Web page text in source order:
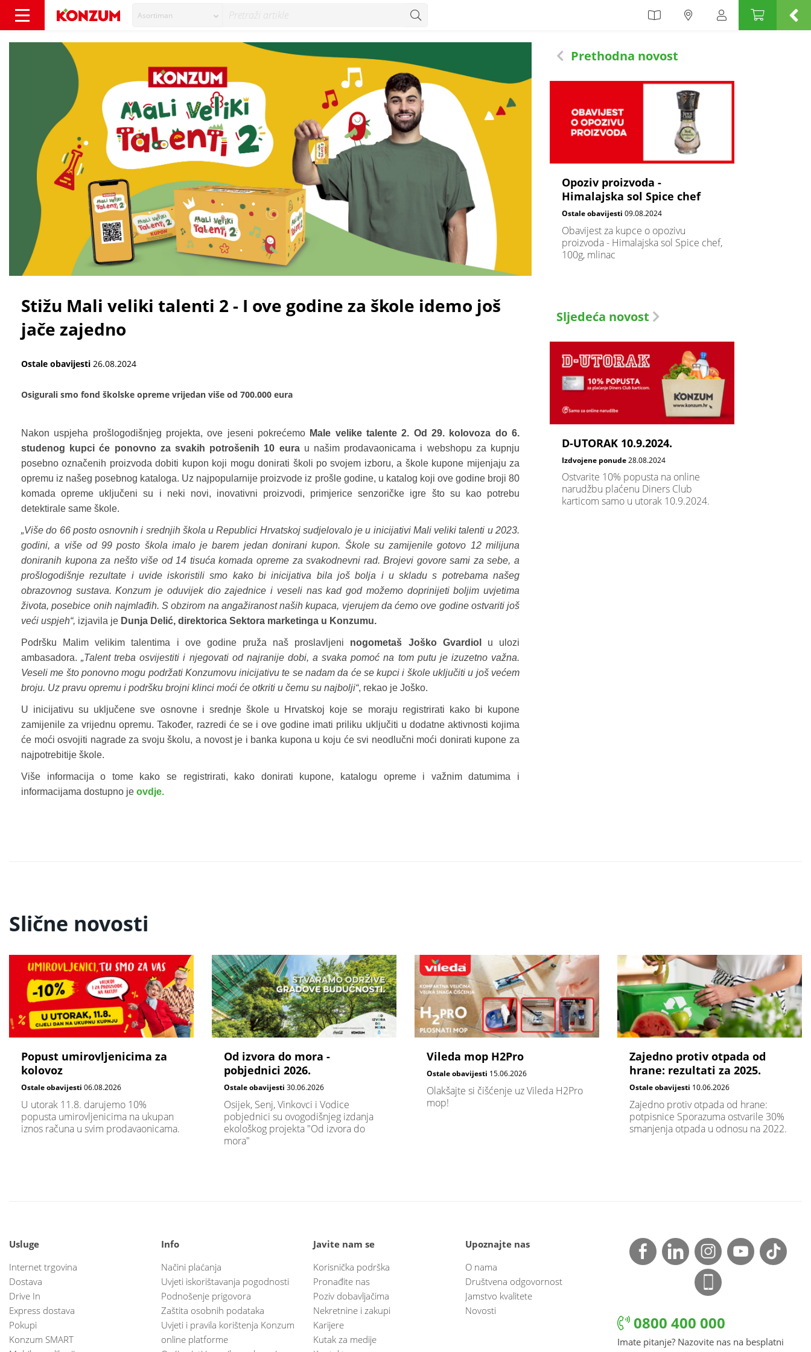
Asortiman
Stižu Mali veliki talenti 2 - I ove godine za škole idemo još
jače zajedno
Ostale obavijesti 26.08.2024
Osigurali smo fond školske opreme vrijedan više od 700.000 eura
Nakon uspjeha prošlogodišnjeg projekta, ove jeseni pokrećemo Male velike talente 2. Od 29. kolovoza do 6.
studenog kupci će ponovno za svakih potrošenih 10 eurau našim prodavaonicama i webshopu za kupnju
posebno označenih proizvoda dobiti kupon koji mogu donirati školi po svojem izboru, a škole kupone mijenjaju za
opremu iz našeg posebnog kataloga. Uz najpopularnije proizvode iz prošle godine, u katalog koji ove godine broji 80
komada opreme uključeni su i neki novi, inovativni proizvodi, primjerice senzoričke igre što su kao potrebu
detektirale same škole.
„Više do 66 posto osnovnih i srednjih škola u Republici Hrvatskoj sudjelovalo je u inicijativi Mali veliki talenti u 2023.
godini, a više od 99 posto škola imalo je barem jedan donirani kupon. Škole su zamijenile gotovo 12 milijuna
doniranih kupona za nešto više od 14 tisuća komada opreme za svakodnevni rad. Brojevi govore sami za sebe, a
prošlogodišnje rezultate i uvide iskoristili smo kako bi inicijativa bila još bolja i u skladu s potrebama našeg
obrazovnog sustava. Konzum je oduvijek dio zajednice i veseli nas kad god možemo doprinijeti boljim uvjetima
života, posebice onih najmlađih. S obzirom na angažiranost naših kupaca, vjerujem da ćemo ove godine ostvariti još
veći uspjeh“, izjavila je Dunja Delić, direktorica Sektora marketinga u Konzumu.
Podršku Malim velikim talentima i ove godine pruža naš proslavljeni nogometaš Joško Gvardiol
u ulozi
ambasadora.„Talent treba osvijestiti i njegovati od najranije dobi, a svaka pomoć na tom putu je izuzetno važna.
Veseli me što ponovno mogu podržati Konzumovu inicijativu te se nadam da će se kupci i škole uključiti u još većem
broju. Uz pravu opremu i podršku brojni klinci moći će otkriti u čemu su najbolji“, rekao je Joško.
U inicijativu su uključene sve osnovne i srednje škole u Hrvatskoj koje se moraju registrirati kako bi kupone
zamijenile za vrijednu opremu. Također, razredi će se i ove godine imati priliku uključiti u dodatne aktivnosti kojima
će moći osvojiti nagrade za svoju školu, a novost je i banka kupona u koju će svi neodlučni moći donirati kupone za
najpotrebitije škole.
Više informacija o tome kako se registrirati, kako donirati kupone, katalogu opreme i važnim datumima i
informacijama dostupno je ovdje.
Prethodna novost
Opoziv proizvoda -
Himalajska sol Spice chef
Ostale obavijesti 09.08.2024
Obavijest za kupce o opozivu
proizvoda - Himalajska sol Spice chef,
100g, mlinac
Sljedeća novost
D-UTORAK 10.9.2024.
Izdvojene ponude28.08.2024
Ostvarite 10% popusta na online
narudžbu plaćenu Diners Club
karticom samo u utorak 10.9.2024.
Slične novosti
Popust umirovljenicima za
kolovoz
Ostale obavijesti 06.08.2026
U utorak 11.8. darujemo 10%
popusta umirovljenicima na ukupan
iznos računa u svim prodavaonicama.
Od izvora do mora -
pobjednici 2026.
Ostale obavijesti 30.06.2026
Osijek, Senj, Vinkovci i Vodice
pobjednici su ovogodišnjeg izdanja
ekološkog projekta "Od izvora do
mora"
Vileda mop H2Pro
Ostale obavijesti 15.06.2026
Olakšajte si čišćenje uz Vileda H2Pro
mop!
Zajedno protiv otpada od
hrane: rezultati za 2025.
Ostale obavijesti 10.06.2026
Zajedno protiv otpada od hrane:
potpisnice Sporazuma ostvarile 30%
smanjenja otpada u odnosu na 2022.
Usluge
Internet trgovina
Dostava
Drive In
Express dostava
Pokupi
Konzum SMART
Info
Načini plaćanja
Uvjeti iskorištavanja pogodnosti
Podnošenje prigovora
Zaštita osobnih podataka
Uvjeti i pravila korištenja Konzum
online platforme
Javite nam se
Korisnička podrška
Pronađite nas
Poziv dobavljačima
Nekretnine i zakupi
Karijere
Kutak za medije
Upoznajte nas
O nama
Društvena odgovornost
Jamstvo kvalitete
Novosti
0800 400 000
Imate pitanje? Nazovite nas na besplatni